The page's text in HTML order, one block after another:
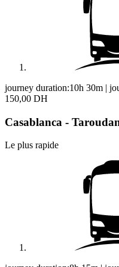
journey duration:10h 30m |
150,00 DH
Casablanca -
Le plus rapide